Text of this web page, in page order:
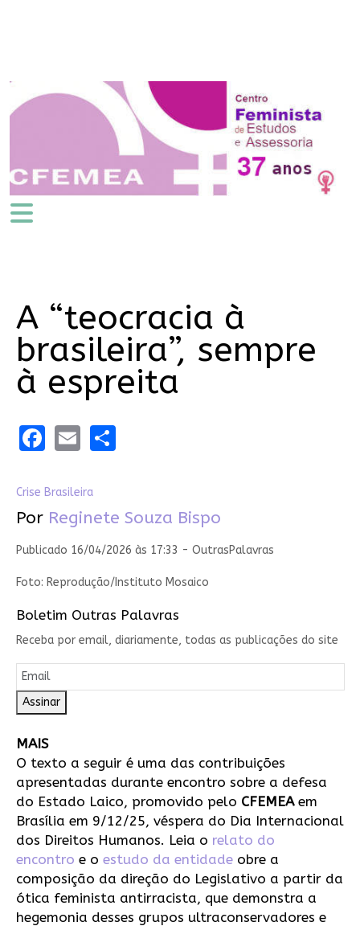
A “teocracia à
brasileira”, sempre
à espreita
Facebook
EmailShare
Crise Brasileira
Por Reginete Souza Bispo
Publicado 16/04/2026 às 17:33 - OutrasPalavras
Foto: Reprodução/Instituto Mosaico
Boletim Outras Palavras
Receba por email, diariamente, todas as publicações do site
Assinar
MAIS
O texto a seguir é uma das contribuições
apresentadas durante encontro sobre a defesa
do Estado Laico, promovido pelo CFEMEA em
Brasília em 9/12/25, véspera do Dia Internacional
dos Direitos Humanos. Leia o relato do
encontro e o estudo da entidade obre a
composição da direção do Legislativo a partir da
ótica feminista antirracista, que demonstra a
hegemonia desses grupos ultraconservadores e